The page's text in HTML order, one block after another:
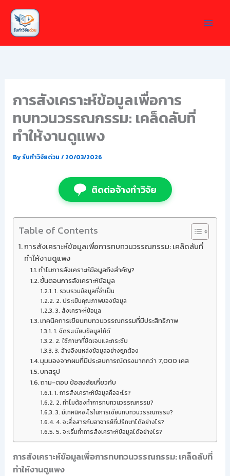
Skip
content
การสังเคราะห์ข้อมูลเพื่อการ
ทบทวนวรรณกรรม: เคล็ดลับที่
ทำให้งานดูแพง
Byรับทำวิจัยด่วน / 20/03/2026
ติดต่อจ้างทำวิจัย
Table of Contents
การสังเคราะห์ข้อมูลเพื่อการทบทวนวรรณกรรม: เคล็ดลับที่
ทำให้งานดูแพง
ทำไมการสังเคราะห์ข้อมูลถึงสำคัญ?
ขั้นตอนการสังเคราะห์ข้อมูล
1. รวบรวมข้อมูลที่จำเป็น
2. ประเมินคุณภาพของข้อมูล
3. สังเคราะห์ข้อมูล
เทคนิคการเขียนทบทวนวรรณกรรมที่มีประสิทธิภาพ
1. จัดระเบียบข้อมูลให้ดี
2. ใช้ภาษาที่ชัดเจนและกระชับ
3. อ้างอิงแหล่งข้อมูลอย่างถูกต้อง
มุมมองจากผมที่มีประสบการณ์ตรงมากกว่า 7,000 เคส
บทสรุป
ถาม-ตอบ ข้อสงสัยเกี่ยวกับ
1. การสังเคราะห์ข้อมูลคืออะไร?
2. ทำไมต้องทำการทบทวนวรรณกรรม?
3. มีเทคนิคอะไรในการเขียนทบทวนวรรณกรรม?
4. จะสื่อสารกับอาจารย์ที่ปรึกษาได้อย่างไร?
5. จะเริ่มทำการสังเคราะห์ข้อมูลได้อย่างไร?
การสังเคราะห์ข้อมูลเพื่อการทบทวนวรรณกรรม: เคล็ดลับที่
ทำให้งานดูแพง